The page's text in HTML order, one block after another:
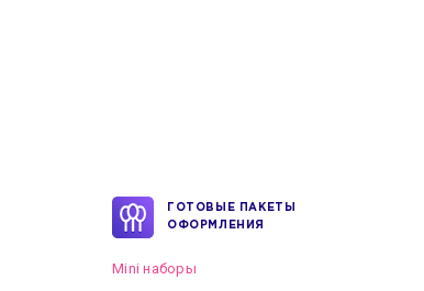
ГОТОВЫЕ ПАКЕТЫ
ОФОРМЛЕНИЯ
Mini наборы